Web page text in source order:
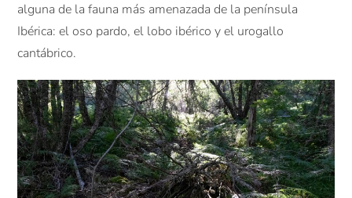
alguna de la fauna más amenazada de la península
Ibérica: el oso pardo, el lobo ibérico y el urogallo
cantábrico.